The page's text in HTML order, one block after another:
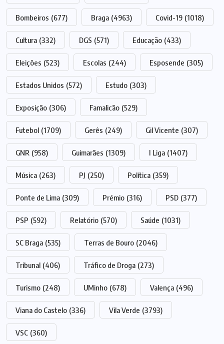
Bombeiros (677) Braga (4963) Covid-19 (1018)
Cultura (332) DGS (571) Educação (433)
Eleições (523) Escolas (244) Esposende (305)
Estados Unidos (572) Estudo (303)
Exposição (306) Famalicão (529)
Futebol (1709) Gerês (249) Gil Vicente (307)
GNR (958) Guimarães (1309) I Liga (1407)
Música (263) PJ (250) Política (359)
Ponte de Lima (309) Prémio (316) PSD (377)
PSP (592) Relatório (570) Saúde (1031)
SC Braga (535) Terras de Bouro (2046)
Tribunal (406) Tráfico de Droga (273)
Turismo (248) UMinho (678) Valença (496)
Viana do Castelo (336) Vila Verde (3793)
VSC (360)